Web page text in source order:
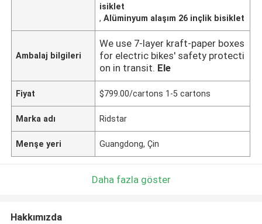
isiklet
,Alüminyum alaşım 26 inçlik bisiklet
Ambalaj bilgileri
We use 7-layer kraft-paper boxes
for electric bikes' safety protecti
on in transit. Ele
Fiyat $799.00/cartons 1-5 cartons
Marka adı Ridstar
Menşe yeri Guangdong, Çin
Daha fazla göster
Hakkımızda